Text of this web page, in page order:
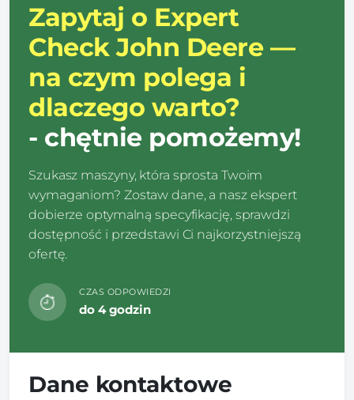
Zapytaj o Expert
Check John Deere —
na czym polega i
dlaczego warto?
- chętnie pomożemy!
Szukasz maszyny, która sprosta Twoim
wymaganiom? Zostaw dane, a nasz ekspert
dobierze optymalną specyfikację, sprawdzi
dostępność i przedstawi Ci najkorzystniejszą
ofertę.
CZAS ODPOWIEDZI
do 4 godzin
Dane kontaktowe